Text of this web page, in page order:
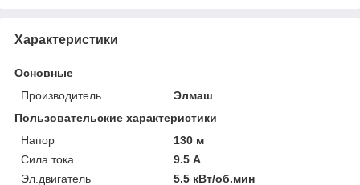
Характеристики
Основные
Производитель
Элмаш
Пользовательские характеристики
Напор
130 м
Сила тока
9.5 А
Эл.двигатель
5.5 кВт/об.мин